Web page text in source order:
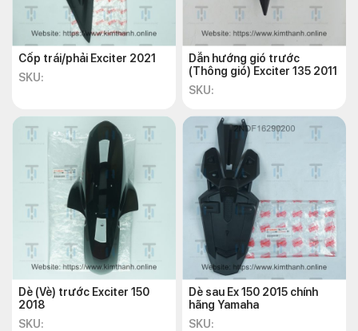
Cốp trái/phải Exciter 2021
SKU:
Dẫn hướng gió trước
(Thông gió) Exciter 135 2011
SKU:
Dè (Vè) trước Exciter 150
2018
SKU:
Dè sau Ex 150 2015 chính
hãng Yamaha
SKU: